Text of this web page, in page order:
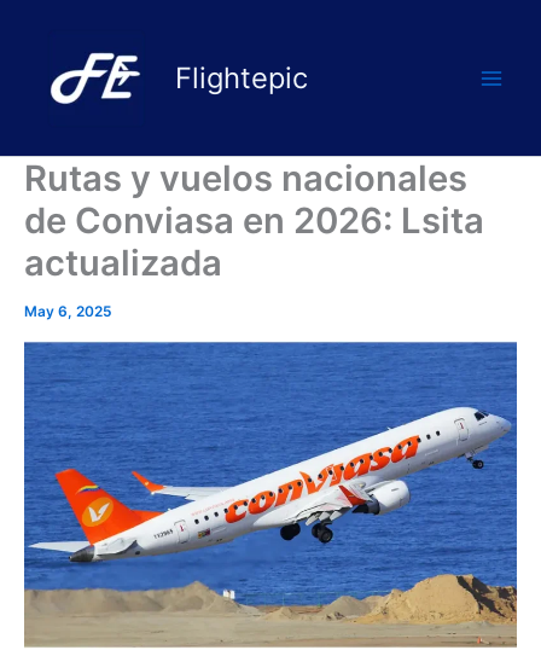
content
Flightepic
Rutas y vuelos nacionales
de Conviasa en 2026: Lsita
actualizada
May 6, 2025